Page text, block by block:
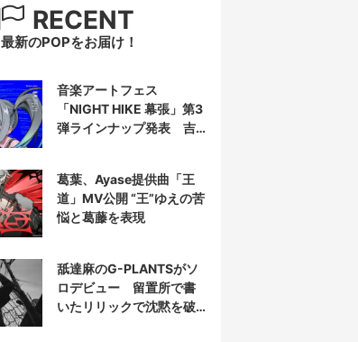
RECENT
最新のPOPをお届け！
音楽アートフェス
「NIGHT HIKE 幕張」第3
弾ラインナップ発表 吉
葛葉、Ayase提供曲「王
道」MV公開 “王”ゆえの苦
悩と葛藤を表現
舐達麻のG-PLANTSがソ
ロデビュー 留置所で書
いたリリックで沈黙を破